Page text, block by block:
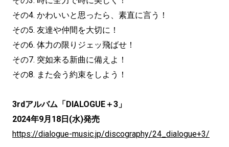
その4. かわいいと思ったら、素直に言う！
その5. 友達や仲間を大切に！
その6. 体力の限りジェッ飛ばせ！
その7. 突如来る新曲に備えよ！
その8. また会う約束をしよう！
3rdアルバム「DIALOGUE＋3」
2024年9月18日(水)発売
https://dialogue-music.jp/discography/24_dialogue+3/